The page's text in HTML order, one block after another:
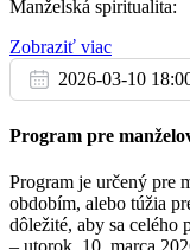
18:00
Orovnica
So
08:30
Na
Manželská spiritualita:
Zobraziť viac
2026-03-10
Program pre
Program je určený pre
obdobím, alebo túžia
dôležité, aby sa celého